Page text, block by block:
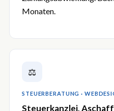
Monaten.
⚖
STEUERBERATUNG ·
Steuerkanzlei,